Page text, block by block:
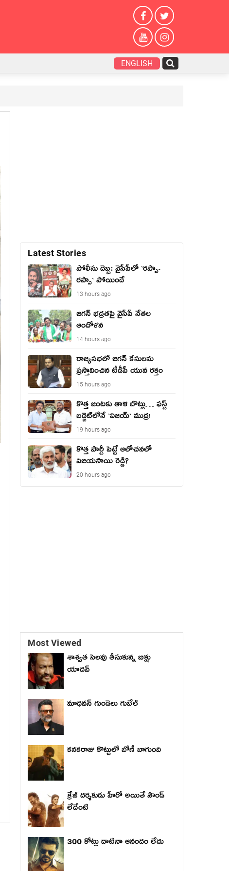
ENGLISH
Latest Stories
పోలీసు దెబ్బ: వైసీపీలో `ర‌ప్పా-
ర‌ప్పా` పోయిందే
13 hours ago
జ‌గ‌న్ భద్రతపై వైసీపీ నేతల
ఆందోళన
14 hours ago
రాజ్యసభలో జగన్ కేసులను
ప్రస్తావించిన టీడీపీ యువ రక్తం
15 hours ago
కొత్త జంట‌కు తాళి బొట్లు… ఫ‌స్ట్
బ‌డ్జెట్‌లోనే `విజ‌య్` ముద్ర‌!
19 hours ago
కొత్త పార్టీ పెట్టే ఆలోచనలో
విజయసాయి రెడ్డి?
20 hours ago
Most Viewed
శాశ్వత సెలవు తీసుకున్న బిక్షు
యాదవ్
మాధ‌వ‌న్ గుండెలు గుబేల్‌
కనకరాజు కొట్టులో బోణీ బాగుంది
క్రేజీ దర్శకుడు హీరో అయితే సౌండ్
లేదేంటి
300 కోట్లు దాటినా ఆనందం లేదు